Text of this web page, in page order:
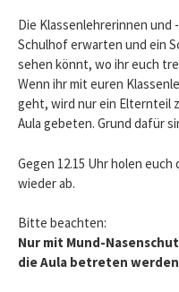
Die Klassenlehrerinnen und
Schulhof erwarten und ein
sehen könnt, wo ihr euch
Wenn ihr mit euren
geht, wird nur ein Elternteil
Aula gebeten. Grund dafür
Gegen 12.15 Uhr holen
wieder ab.
Bitte beachten:
Nur mit Mund-
die Aula betreten werden